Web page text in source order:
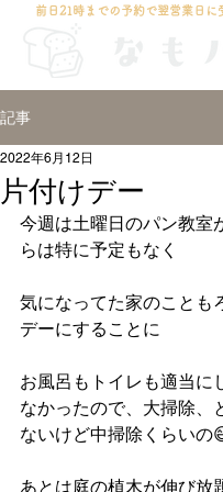
前日21時までの予約で翌営業日に
記事
片付けデー
2022年6月12日
今週は土曜日のパン教室
らは特に予定もなく
気になってた家のことも
デーにすることに
お風呂もトイレも適当に
なかったので、大掃除、
ないけど中掃除くらいの
あとは庭の植木が伸び放